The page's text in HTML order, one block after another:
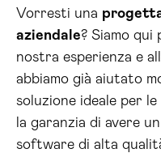
Vorresti una
aziendale? Siamo qui
nostra esperienza e
abbiamo già aiutato
soluzione ideale per
la garanzia di avere
software di alta